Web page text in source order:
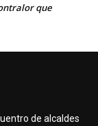
que
de alcaldes